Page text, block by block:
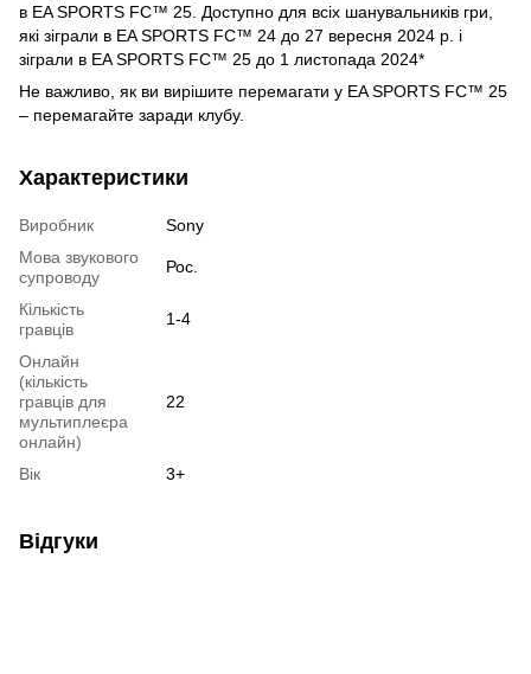
в EA SPORTS FC™ 25. Доступно для всіх шанувальників гри,
які зіграли в EA SPORTS FC™ 24 до 27 вересня 2024 р. і
зіграли в EA SPORTS FC™ 25 до 1 листопада 2024*
Не важливо, як ви вирішите перемагати у EA SPORTS FC™ 25
– перемагайте заради клубу.
Характеристики
Виробник
Sony
Мова звукового
супроводу
Рос.
Кількість
гравців
1-4
Онлайн
(кількість
гравців для
мультиплеєра
онлайн)
22
Вік 3+
Відгуки